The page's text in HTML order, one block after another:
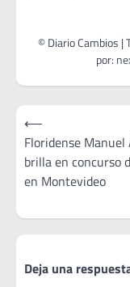
Navegación
de
entradas
⟵
Floridense Manuel
brilla en concurso
en Montevideo
Deja una